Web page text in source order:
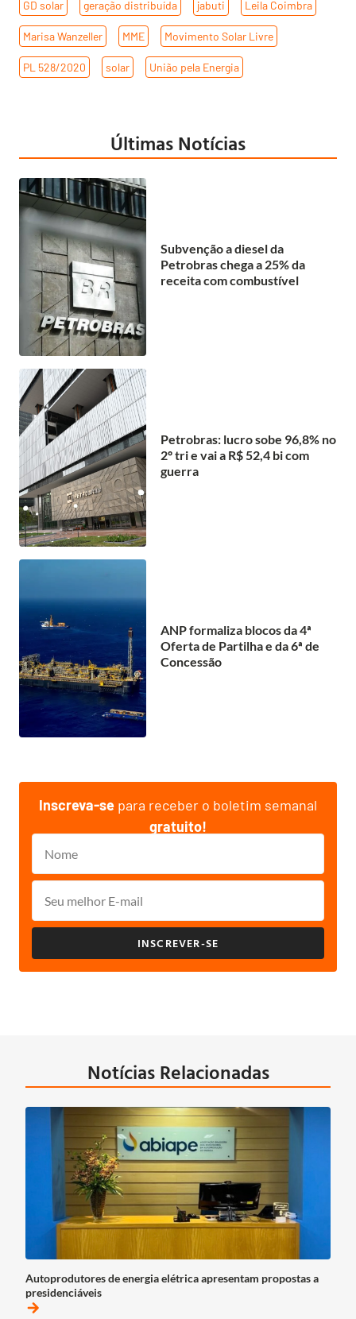
GD solar geração distribuída jabuti Leila Coimbra
Marisa Wanzeller MME Movimento Solar Livre
PL 528/2020 solar União pela Energia
Últimas Notícias
Subvenção a diesel da
Petrobras chega a 25% da
receita com combustível
Petrobras: lucro sobe 96,8% no
2º tri e vai a R$ 52,4 bi com
guerra
ANP formaliza blocos da 4ª
Oferta de Partilha e da 6ª de
Concessão
Inscreva-se para receber o boletim semanal
gratuito!
INSCREVER-SE
Notícias Relacionadas
Autoprodutores de energia elétrica apresentam propostas a
presidenciáveis
arrow_forward